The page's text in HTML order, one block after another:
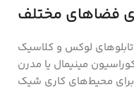
فضاهای مختلف
لوکس و کلاسیک
مینیمال یا مدرن
برای محیط‌های کاری شیک